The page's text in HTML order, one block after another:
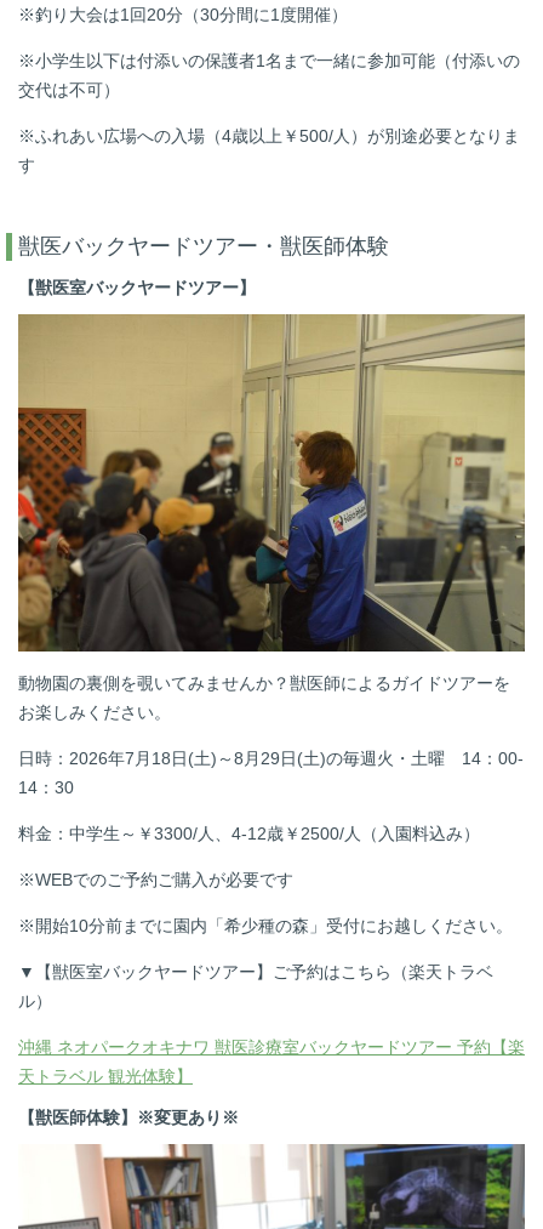
※釣り大会は1回20分（30分間に1度開催）
※小学生以下は付添いの保護者1名まで一緒に参加可能（付添いの
交代は不可）
※ふれあい広場への入場（4歳以上￥500/人）が別途必要となりま
す
獣医バックヤードツアー・獣医師体験
【獣医室バックヤードツアー】
動物園の裏側を覗いてみませんか？獣医師によるガイドツアーを
お楽しみください。
日時： 2026年7月18日(土)～8月29日(土)の毎週火・土曜 14：00-
14：30
料金：中学生～￥3300/人、4-12歳￥2500/人（入園料込み）
※WEBでのご予約ご購入が必要です
※開始10分前までに園内「希少種の森」受付にお越しください。
▼【獣医室バックヤードツアー】ご予約はこちら（楽天トラベ
ル）
沖縄 ネオパークオキナワ 獣医診療室バックヤードツアー 予約【楽
天トラベル 観光体験】
【獣医師体験】※変更あり※